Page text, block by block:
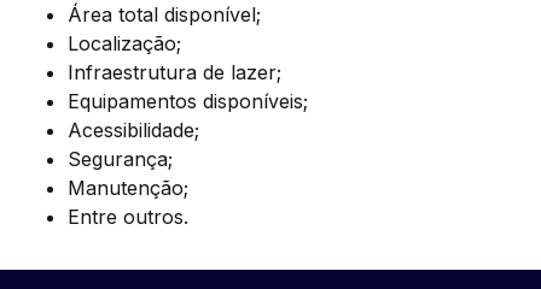
Área total disponível;
Localização;
Infraestrutura de lazer;
Equipamentos disponíveis;
Acessibilidade;
Segurança;
Manutenção;
Entre outros.